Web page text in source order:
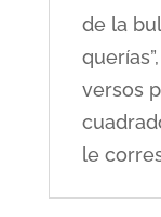
de la
versos
le